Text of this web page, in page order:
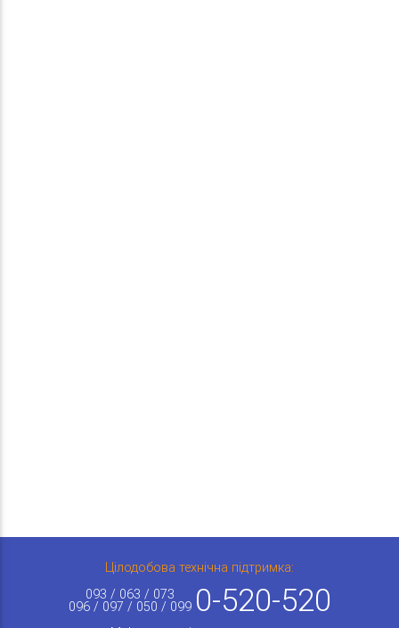
Цілодобова технічна підтримка:
093 / 063 / 073
096 / 097 / 050 / 099 0-520-520